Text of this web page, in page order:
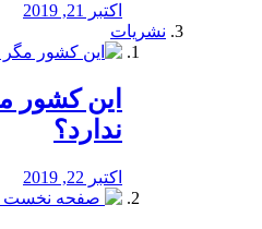
اکتبر 21, 2019
نشریات
این کشور
ندارد؟
اکتبر 22, 2019